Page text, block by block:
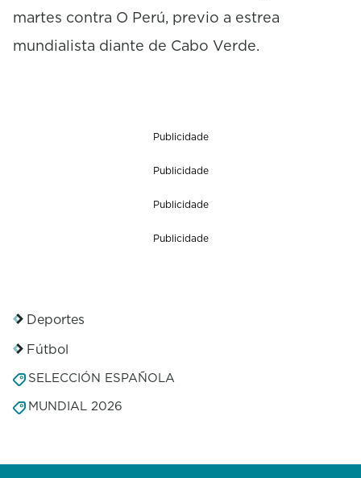
martes contra O Perú, previo a estrea
mundialista diante de Cabo Verde.
Publicidade
Publicidade
Publicidade
Publicidade
Deportes
Fútbol
SELECCIÓN ESPAÑOLA
MUNDIAL 2026